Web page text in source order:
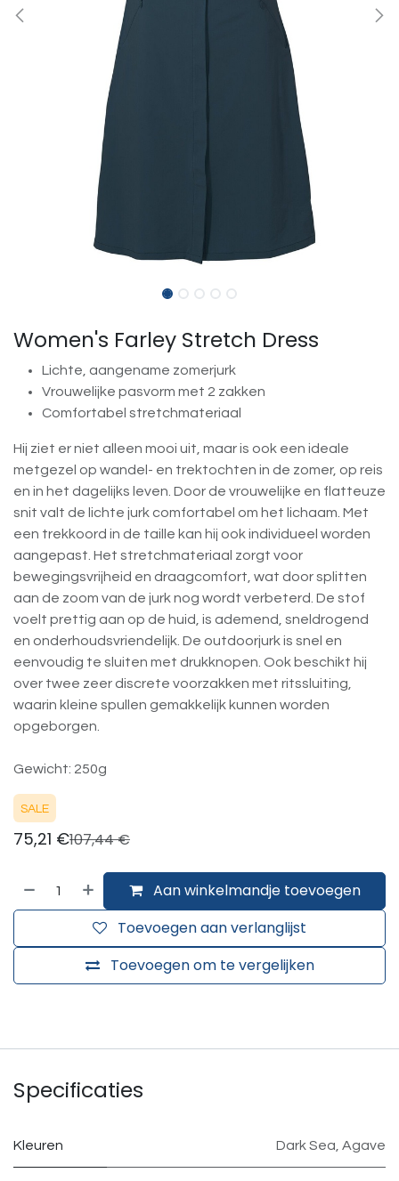
Women's Farley Stretch Dress
Lichte, aangename zomerjurk
Vrouwelijke pasvorm met 2 zakken
Comfortabel stretchmateriaal
Hij ziet er niet alleen mooi uit, maar is ook een ideale
metgezel op wandel- en trektochten in de zomer, op reis
en in het dagelijks leven. Door de vrouwelijke en flatteuze
snit valt de lichte jurk comfortabel om het lichaam. Met
een trekkoord in de taille kan hij ook individueel worden
aangepast. Het stretchmateriaal zorgt voor
bewegingsvrijheid en draagcomfort, wat door splitten
aan de zoom van de jurk nog wordt verbeterd. De stof
voelt prettig aan op de huid, is ademend, sneldrogend
en onderhoudsvriendelijk. De outdoorjurk is snel en
eenvoudig te sluiten met drukknopen. Ook beschikt hij
over twee zeer discrete voorzakken met ritssluiting,
waarin kleine spullen gemakkelijk kunnen worden
opgeborgen.
Gewicht: 250g
SALE
75,21 €107,44€
Aan winkelmandje toevoegen
Toevoegen om te vergelijken
Toevoegen aan verlanglijst
Specificaties
Kleuren Dark Sea Agave